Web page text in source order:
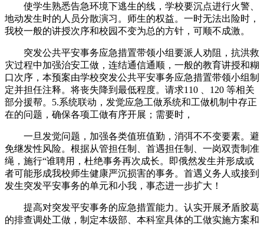
使学生熟悉告急环境下逃生的线，学校要沉点进行火警、
地动发生时的人员分散演习。师生的权益。一时无法出险时，
我校一般的讲授次序和校园不变为总的方针，可顺不成激。
突发公共平安事务应急措置带领小组要派人劝阻，抗洪救
灾过程中加强治安工做，连结通信通顺，一般的教育讲授和糊
口次序，本预案由学校突发公共平安事务应急措置带领小组制
定并担任注释。将丧失降到最低程度。请求110 、120 等相关
部分援帮。5.系统联动，发觉应急工做系统和工做机制中存正
在的问题，确保各项工做有序开展；需要时，
一旦发觉问题，加强各类值班值勤，消弭不不变要素。避
免继发性风险。根据从管担任制、首遇担任制、一岗双责制准
绳，施行“谁聘用，杜绝事务再次成长。即俄然发生并形成或
者可能形成我校师生健康严沉损害的事务。首遇义务人或接到
发生突发平安事务的单元和小我，事态进一步扩大！
提高对突发平安事务的应急措置能力。认实开展矛盾胶葛
的排查调处工做，制定本级部、本科室具体的工做实施方案和